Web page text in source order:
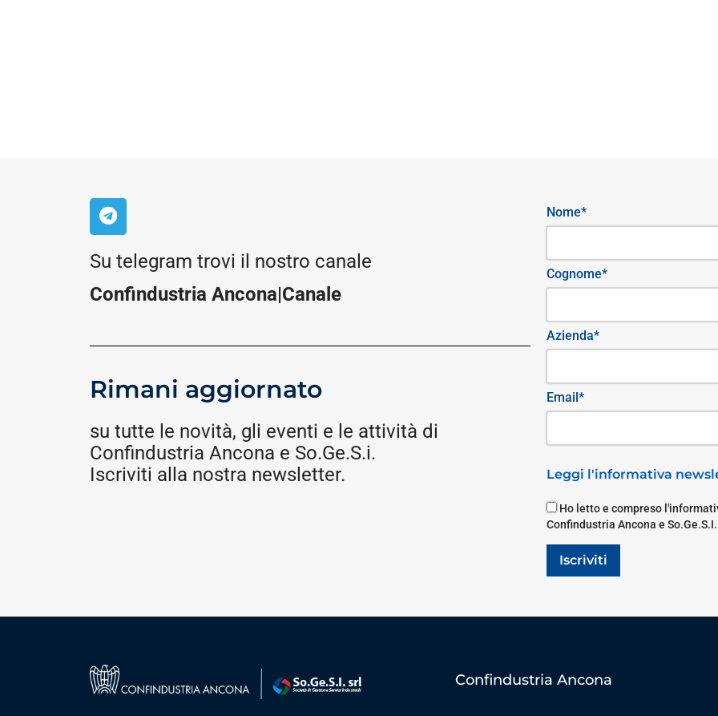
Su telegram trovi il nostro canale
Confindustria Ancona|Canale
Rimani aggiornato
su tutte le novità, gli eventi e le attività di
Confindustria Ancona e So.Ge.S.i.
Iscriviti alla nostra newsletter.
Nome*
Cognome*
Azienda*
Email*
Leggi l'informativa
Ho letto e compreso
Confindustria Ancona e So.Ge.S.I.
Iscriviti
Confindustria Ancona